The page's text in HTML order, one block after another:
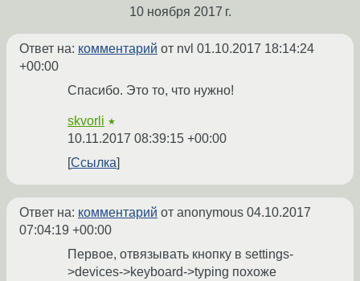
10 ноября 2017 г.
Ответ на: комментарий от nvl 01.10.2017 18:14:24
+00:00
Спасибо. Это то, что нужно!
skvorli ★
10.11.2017 08:39:15 +00:00
Ссылка
Ответ на: комментарий от anonymous 04.10.2017
07:04:19 +00:00
Первое, отвязывать кнопку в settings-
>devices->keyboard->typing похоже